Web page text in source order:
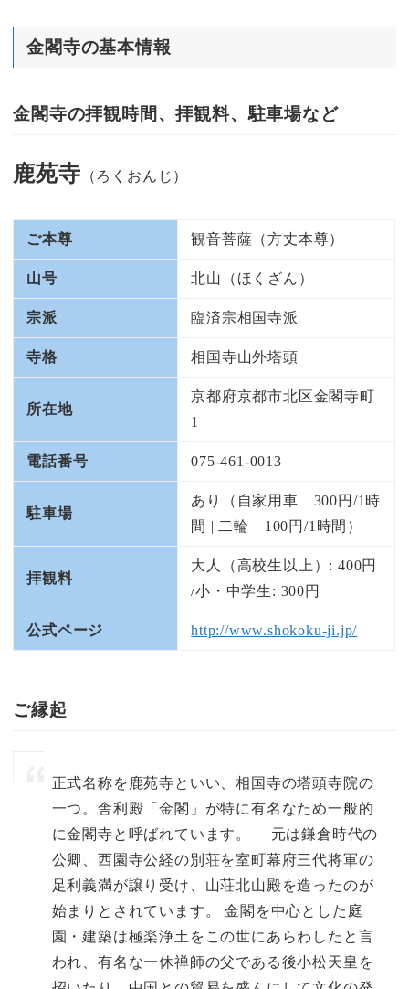
金閣寺の基本情報
金閣寺の拝観時間、拝観料、駐車場など
鹿苑寺 （ろくおんじ）
ご本尊 観音菩薩（方丈本尊）
山号 北山（ほくざん）
宗派 臨済宗相国寺派
寺格 相国寺山外塔頭
所在地
京都府京都市北区金閣寺町
1
電話番号 075-461-0013
駐車場
あり（自家用車 300円/1時
間 | 二輪 100円/1時間）
拝観料
大人（高校生以上）: 400円
/小・中学生: 300円
公式ページ http://www.shokoku-ji.jp/
ご縁起
正式名称を鹿苑寺といい、相国寺の塔頭寺院の
一つ。舎利殿「金閣」が特に有名なため一般的
に金閣寺と呼ばれています。 元は鎌倉時代の
公卿、西園寺公経の別荘を室町幕府三代将軍の
足利義満が譲り受け、山荘北山殿を造ったのが
始まりとされています。 金閣を中心とした庭
園・建築は極楽浄土をこの世にあらわしたと言
われ、有名な一休禅師の父である後小松天皇を